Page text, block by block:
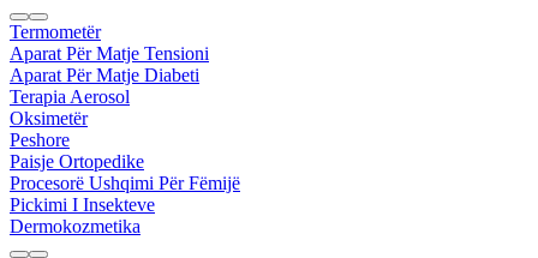
Termometër
Aparat Për Matje Tensioni
Aparat Për Matje Diabeti
Terapia Aerosol
Oksimetër
Peshore
Paisje Ortopedike
Procesorë Ushqimi Për Fëmijë
Pickimi I Insekteve
Dermokozmetika